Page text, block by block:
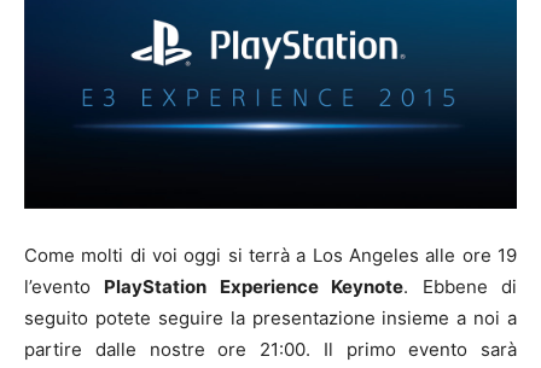
Come molti di voi oggi si terrà a Los Angeles alle ore 19
l’evento PlayStation Experience Keynote. Ebbene di
seguito potete seguire la presentazione insieme a noi a
partire dalle nostre ore 21:00. Il primo evento sarà